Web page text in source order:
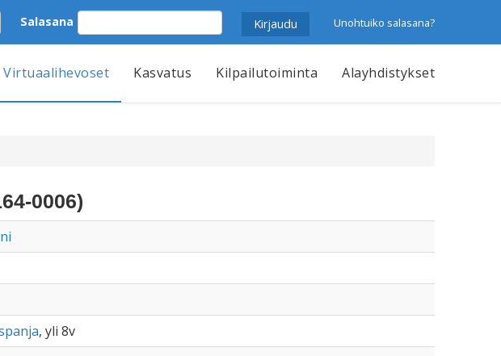
Salasana Unohtuiko salasana?
Virtuaalihevoset Kasvatus Kilpailutoiminta Alayhdistykset
0006)
, yli 8v